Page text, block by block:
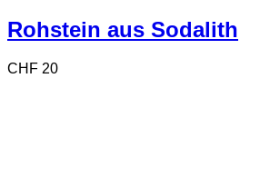
Rohstein aus Sodalith
CHF 20